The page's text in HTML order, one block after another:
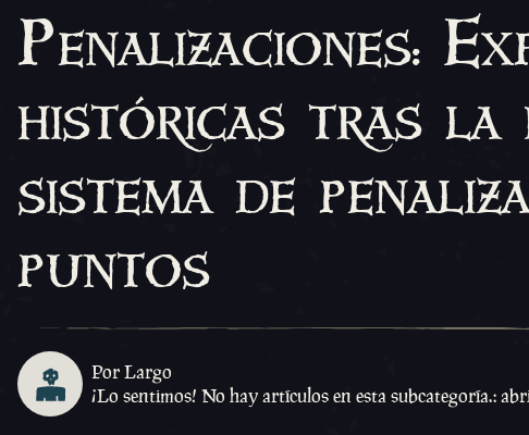
Penalizaciones:
históricas tras
sistema de
puntos
Por Largo
¡Lo sentimos! No hay artículos en esta subcategoría.: